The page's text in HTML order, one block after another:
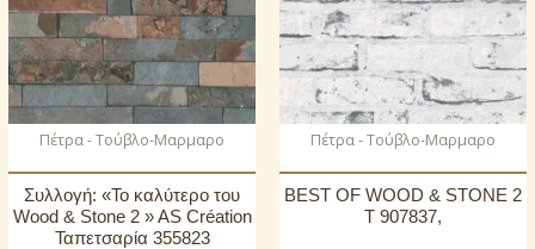
Πέτρα - Τούβλο-Μαρμαρο
Συλλογή: «Το καλύτερο του
Wood & Stone 2 » AS Création
Ταπετσαρία 355823
Πέτρα - Τούβλο-Μαρμαρο
BEST OF WOOD & STONE 2
T 907837,